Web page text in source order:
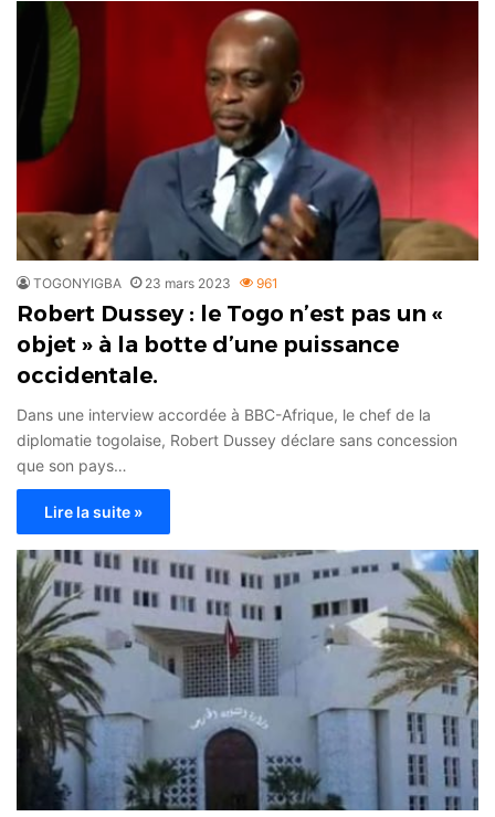
TOGONYIGBA 23 mars 2023 961
Robert Dussey : le Togo n’est pas un «
objet » à la botte d’une puissance
occidentale.
Dans une interview accordée à BBC-Afrique, le chef de la
diplomatie togolaise, Robert Dussey déclare sans concession
que son pays…
Lire la suite »